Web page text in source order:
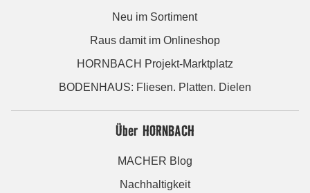
Neu im Sortiment
Raus damit im Onlineshop
HORNBACH Projekt-Marktplatz
BODENHAUS: Fliesen. Platten. Dielen
Über HORNBACH
MACHER Blog
Nachhaltigkeit